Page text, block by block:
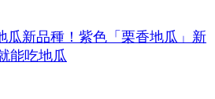
瓜新品種！紫色「栗香地瓜」新
能吃地瓜